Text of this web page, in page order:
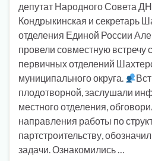
депутат Народного Совета
Кондрыкинская и секретарь
отделения Единой России
провели совместную встречу
первичных отделений
муниципального округа.
плодотворной, заслушали
местного отделения,
направления работы по
партстроительству,
задачи. Ознакомились …